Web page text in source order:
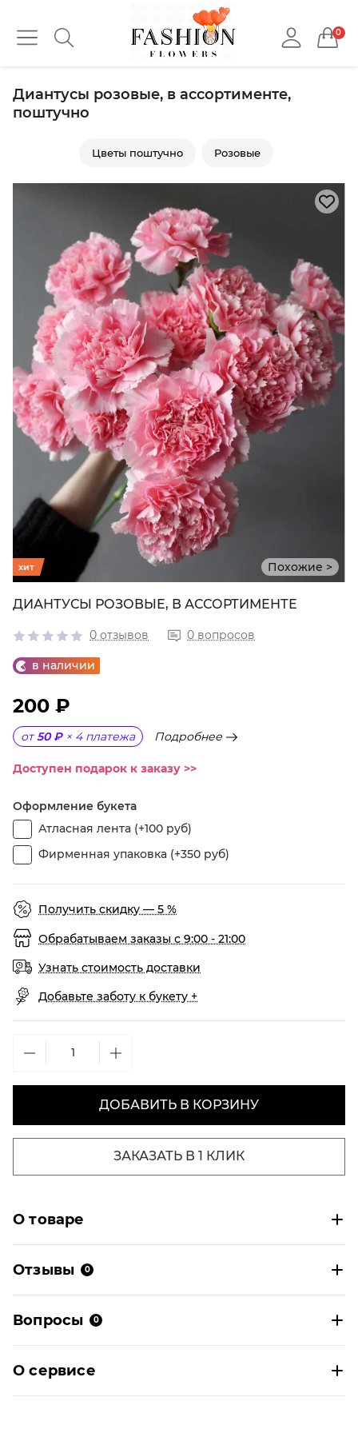
0
Диантусы розовые, в ассортименте,
поштучно
Цветы поштучно Розовые
Похожие >
хит
ДИАНТУСЫ РОЗОВЫЕ, В АССОРТИМЕНТЕ
0 отзывов 0 вопросов
в наличии
200 ₽
от 50 ₽ × 4 платежа Подробнее
Доступен подарок к заказу >>
Оформление букета
Атласная лента (+100 руб)
Фирменная упаковка (+350 руб)
Получить скидку — 5 %
Обрабатываем заказы с 9:00 - 21:00
Узнать стоимость доставки
Добавьте заботу к букету +
ДОБАВИТЬ В КОРЗИНУ
ЗАКАЗАТЬ В 1 КЛИК
О товаре
Отзывы 0
Вопросы 0
О сервисе